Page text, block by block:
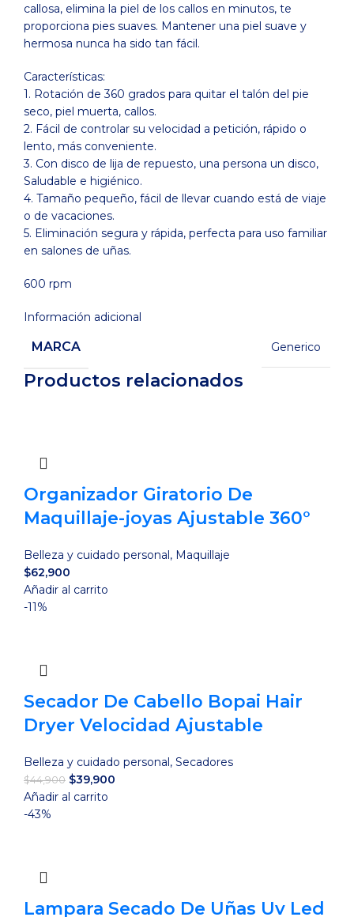
callosa, elimina la piel de los callos en minutos, te
proporciona pies suaves. Mantener una piel suave y
hermosa nunca ha sido tan fácil.
Características:
1. Rotación de 360 grados para quitar el talón del pie
seco, piel muerta, callos.
2. Fácil de controlar su velocidad a petición, rápido o
lento, más conveniente.
3. Con disco de lija de repuesto, una persona un disco,
Saludable e higiénico.
4. Tamaño pequeño, fácil de llevar cuando está de viaje
o de vacaciones.
5. Eliminación segura y rápida, perfecta para uso familiar
en salones de uñas.
600 rpm
Información adicional
MARCA Generico
Productos relacionados
Organizador Giratorio De
Maquillaje-joyas Ajustable 360°
Belleza y cuidado personal , Maquillaje
$62,900
Añadir al carrito
-11%
Secador De Cabello Bopai Hair
Dryer Velocidad Ajustable
Belleza y cuidado personal , Secadores
$44,900 El
precio
$39,900
Añadir al carrito
-43%
Lampara Secado De Uñas Uv Led